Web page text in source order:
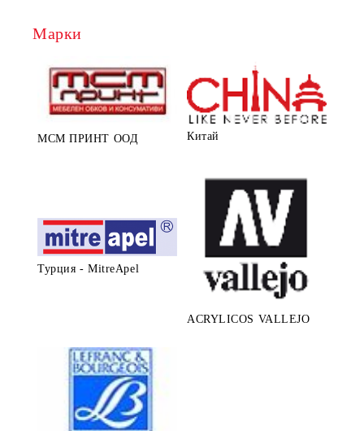
Марки
МСМ ПРИНТ ООД Китай
Турция - MitreApel
ACRYLICOS VALLEJO